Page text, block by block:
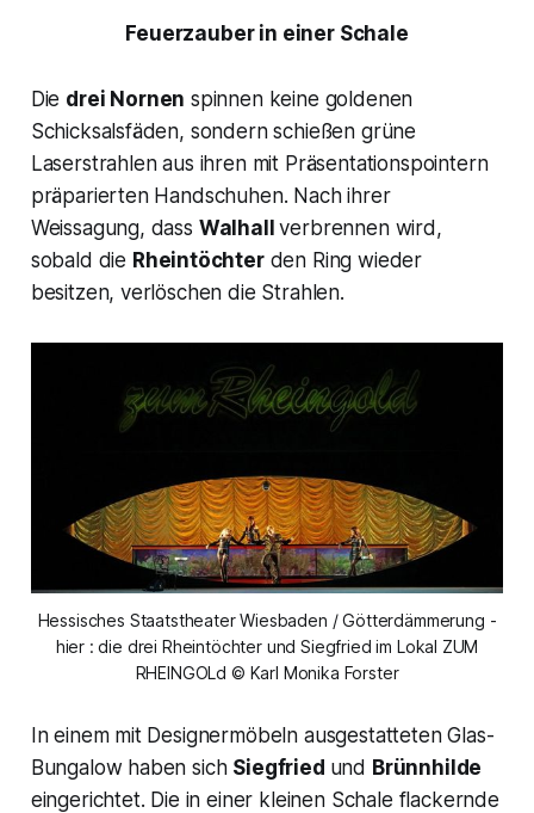
Feuerzauber in einer Schale
Die drei Nornen spinnen keine goldenen
Schicksalsfäden, sondern schießen grüne
Laserstrahlen aus ihren mit Präsentationspointern
präparierten Handschuhen. Nach ihrer
Weissagung, dass Walhallverbrennen wird,
sobald die Rheintöchterden Ring wieder
besitzen, verlöschen die Strahlen.
Hessisches Staatstheater Wiesbaden / Götterdämmerung -
hier : die drei Rheintöchter und Siegfried im Lokal ZUM
RHEINGOLd © Karl Monika Forster
In einem mit Designermöbeln ausgestatteten Glas-
Bungalow haben sich Siegfried und Brünnhilde
eingerichtet. Die in einer kleinen Schale flackernde